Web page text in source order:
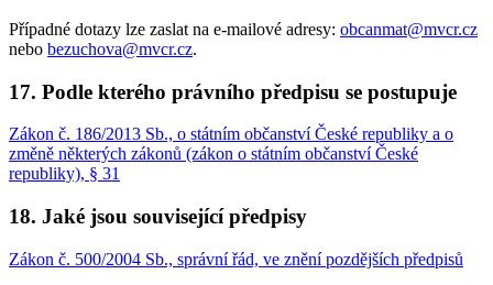
Případné dotazy lze zaslat na e-mailové adresy: obcanmat@mvcr.cz
nebo bezuchova@mvcr.cz.
17. Podle kterého právního předpisu se postupuje
Zákon č. 186/2013 Sb., o státním občanství České republiky a o
změně některých zákonů (zákon o státním občanství České
republiky), § 31
18. Jaké jsou související předpisy
Zákon č. 500/2004 Sb., správní řád, ve znění pozdějších předpisů